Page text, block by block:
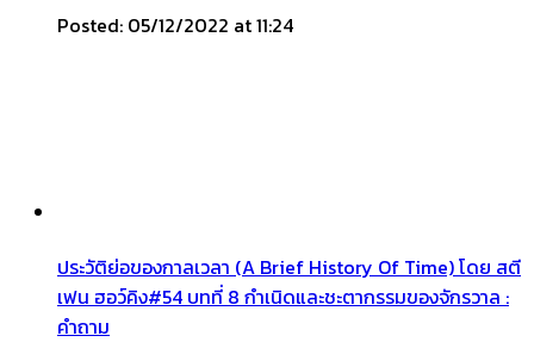
Posted: 05/12/2022 at 11:24
ประวัติย่อของกาลเวลา (A Brief History Of Time) โดย สตี
เฟน ฮอว์คิง#54 บทที่ 8 กำเนิดและชะตากรรมของจักรวาล :
คำถาม